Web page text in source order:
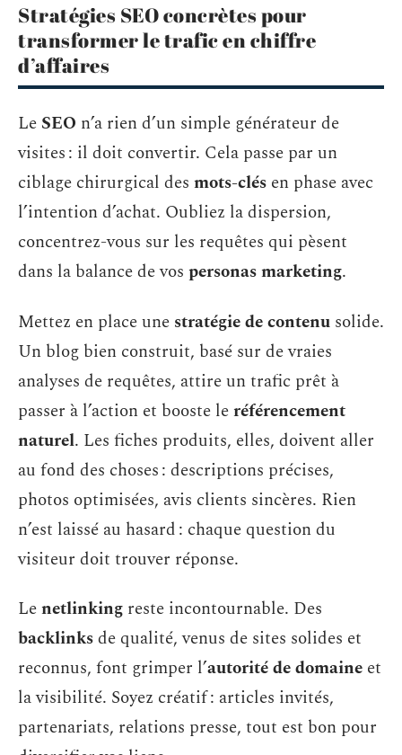
Stratégies SEO concrètes pour
transformer le trafic en chiffre
d’affaires
Le SEO n’a rien d’un simple générateur de
visites : il doit convertir. Cela passe par un
ciblage chirurgical des mots-clés en phase avec
l’intention d’achat. Oubliez la dispersion,
concentrez-vous sur les requêtes qui pèsent
dans la balance de vos personas marketing.
Mettez en place une stratégie de contenu solide.
Un blog bien construit, basé sur de vraies
analyses de requêtes, attire un trafic prêt à
passer à l’action et booste leréférencement
naturel. Les fiches produits, elles, doivent aller
au fond des choses : descriptions précises,
photos optimisées, avis clients sincères. Rien
n’est laissé au hasard : chaque question du
visiteur doit trouver réponse.
Lenetlinking reste incontournable. Des
backlinksde qualité, venus de sites solides et
reconnus, font grimper l’autorité de domaine et
la visibilité. Soyez créatif : articles invités,
partenariats, relations presse, tout est bon pour